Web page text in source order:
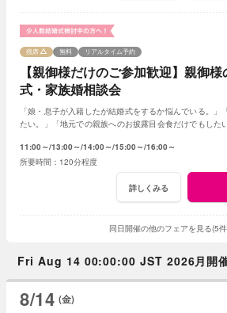
【親御様だけのご参加歓迎】親御
式・家族婚相談会
残席 無料 リアルタイム予約
「娘・息子が入籍したが結婚式をするか悩んでいる。」
たい。」「地元での親族へのお披露目会食だけでもした
11:00～ 13:00～ 14:00～ 15:00～ 16:00～
120分程度
詳しくみる
同日開催の他のフェアを見る(5
Fri Aug 14 00:00:00 JST 2026月開
8/14 (金)